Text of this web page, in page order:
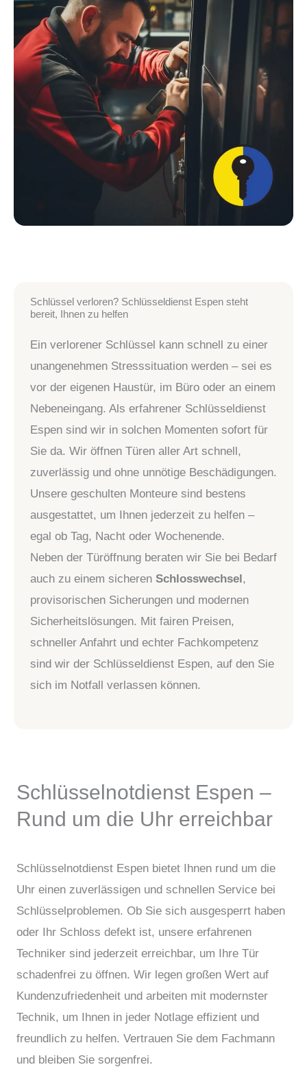
Schlüssel verloren? Schlüsseldienst Espen steht
bereit, Ihnen zu helfen
Ein verlorener Schlüssel kann schnell zu einer
unangenehmen Stresssituation werden – sei es
vor der eigenen Haustür, im Büro oder an einem
Nebeneingang. Als erfahrener Schlüsseldienst
Espen sind wir in solchen Momenten sofort für
Sie da. Wir öffnen Türen aller Art schnell,
zuverlässig und ohne unnötige Beschädigungen.
Unsere geschulten Monteure sind bestens
ausgestattet, um Ihnen jederzeit zu helfen –
egal ob Tag, Nacht oder Wochenende.
Neben der Türöffnung beraten wir Sie bei Bedarf
auch zu einem sicheren Schlosswechsel,
provisorischen Sicherungen und modernen
Sicherheitslösungen. Mit fairen Preisen,
schneller Anfahrt und echter Fachkompetenz
sind wir der Schlüsseldienst Espen, auf den Sie
sich im Notfall verlassen können.
Schlüsselnotdienst Espen –
Rund um die Uhr erreichbar
Schlüsselnotdienst Espen bietet Ihnen rund um die
Uhr einen zuverlässigen und schnellen Service bei
Schlüsselproblemen. Ob Sie sich ausgesperrt haben
oder Ihr Schloss defekt ist, unsere erfahrenen
Techniker sind jederzeit erreichbar, um Ihre Tür
schadenfrei zu öffnen. Wir legen großen Wert auf
Kundenzufriedenheit und arbeiten mit modernster
Technik, um Ihnen in jeder Notlage effizient und
freundlich zu helfen. Vertrauen Sie dem Fachmann
und bleiben Sie sorgenfrei.